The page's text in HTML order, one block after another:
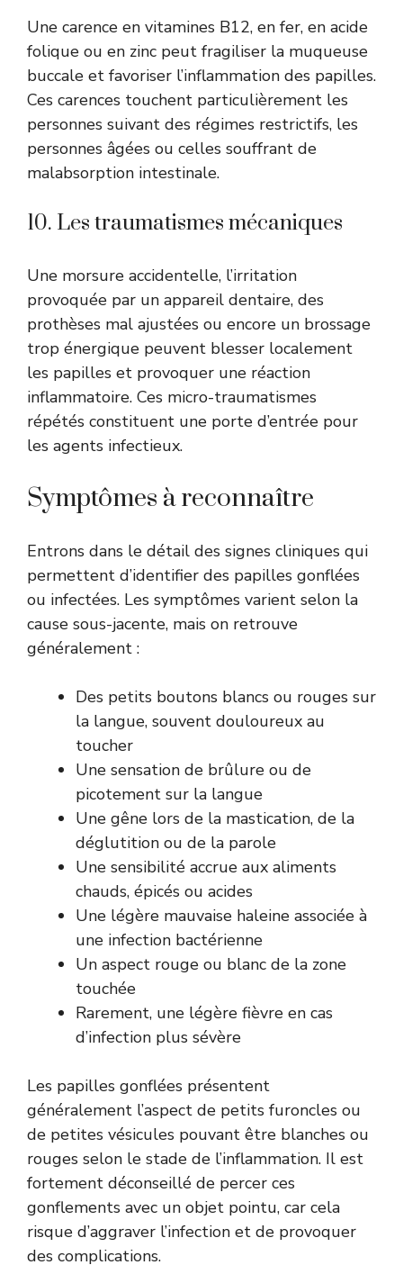
Une carence en vitamines B12, en fer, en acide
folique ou en zinc peut fragiliser la muqueuse
buccale et favoriser l’inflammation des papilles.
Ces carences touchent particulièrement les
personnes suivant des régimes restrictifs, les
personnes âgées ou celles souffrant de
malabsorption intestinale.
10. Les traumatismes mécaniques
Une morsure accidentelle, l’irritation
provoquée par un appareil dentaire, des
prothèses mal ajustées ou encore un brossage
trop énergique peuvent blesser localement
les papilles et provoquer une réaction
inflammatoire. Ces micro-traumatismes
répétés constituent une porte d’entrée pour
les agents infectieux.
Symptômes à reconnaître
Entrons dans le détail des signes cliniques qui
permettent d’identifier des papilles gonflées
ou infectées. Les symptômes varient selon la
cause sous-jacente, mais on retrouve
généralement :
Des petits boutons blancs ou rouges sur
la langue, souvent douloureux au
toucher
Une sensation de brûlure ou de
picotement sur la langue
Une gêne lors de la mastication, de la
déglutition ou de la parole
Une sensibilité accrue aux aliments
chauds, épicés ou acides
Une légère mauvaise haleine associée à
une infection bactérienne
Un aspect rouge ou blanc de la zone
touchée
Rarement, une légère fièvre en cas
d’infection plus sévère
Les papilles gonflées présentent
généralement l’aspect de petits furoncles ou
de petites vésicules pouvant être blanches ou
rouges selon le stade de l’inflammation. Il est
fortement déconseillé de percer ces
gonflements avec un objet pointu, car cela
risque d’aggraver l’infection et de provoquer
des complications.